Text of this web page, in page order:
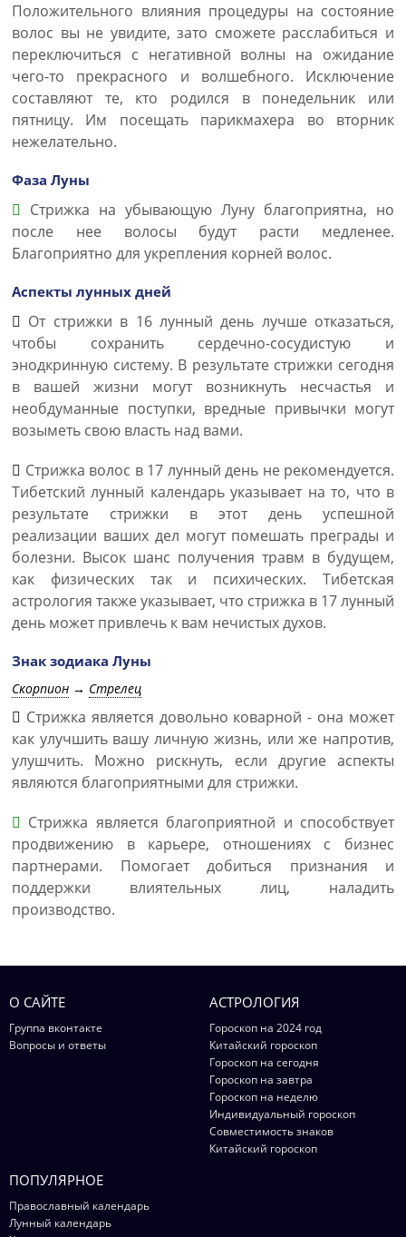
Положительного влияния процедуры на состояние
волос вы не увидите, зато сможете расслабиться и
переключиться с негативной волны на ожидание
чего-то прекрасного и волшебного. Исключение
составляют те, кто родился в понедельник или
пятницу. Им посещать парикмахера во вторник
нежелательно.
Фаза Луны
Стрижка на убывающую Луну благоприятна, но
после нее волосы будут расти медленее.
Благоприятно для укрепления корней волос.
Аспекты лунных дней
От стрижки в 16 лунный день лучше отказаться,
чтобы сохранить сердечно-сосудистую и
энодкринную систему. В результате стрижки сегодня
в вашей жизни могут возникнуть несчастья и
необдуманные поступки, вредные привычки могут
возыметь свою власть над вами.
Стрижка волос в 17 лунный день не рекомендуется.
Тибетский лунный календарь указывает на то, что в
результате стрижки в этот день успешной
реализации ваших дел могут помешать преграды и
болезни. Высок шанс получения травм в будущем,
как физических так и психических. Тибетская
астрология также указывает, что стрижка в 17 лунный
день может привлечь к вам нечистых духов.
Знак зодиака Луны
Скорпион → Стрелец
Стрижка является довольно коварной - она может
как улучшить вашу личную жизнь, или же напротив,
улушчить. Можно рискнуть, если другие аспекты
являются благоприятными для стрижки.
Стрижка является благоприятной и способствует
продвижению в карьере, отношениях с бизнес
партнерами. Помогает добиться признания и
поддержки влиятельных лиц, наладить
производство.
О САЙТЕ
Группа вконтакте
Вопросы и ответы
АСТРОЛОГИЯ
Гороскоп на 2024 год
Китайский гороскоп
Гороскоп на сегодня
Гороскоп на завтра
Гороскоп на неделю
Индивидуальный гороскоп
Совместимость знаков
Китайский гороскоп
ПОПУЛЯРНОЕ
Православный календарь
Лунный календарь